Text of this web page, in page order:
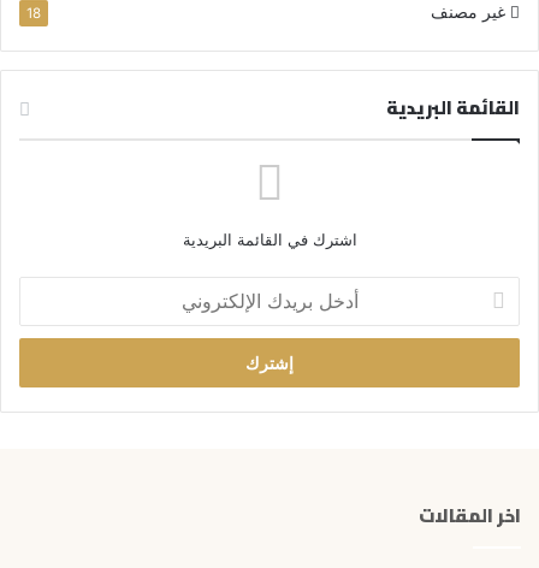
غير مصنف 18
القائمة البريدية
اشترك في القائمة البريدية
خ
ب
ر
ااخر المقالات